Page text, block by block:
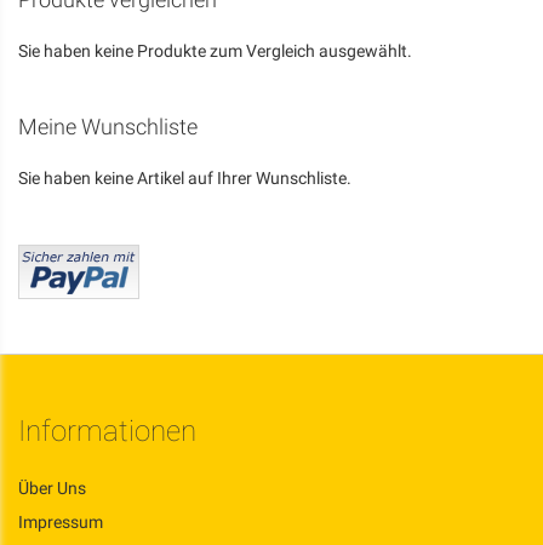
Sie haben keine Produkte zum Vergleich ausgewählt.
Meine Wunschliste
Sie haben keine Artikel auf Ihrer Wunschliste.
Informationen
Über Uns
Impressum